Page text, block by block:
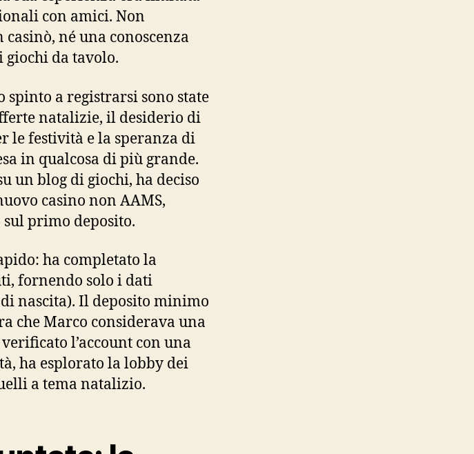
con amici. Non
né una conoscenza
da tavolo.
a registrarsi sono state
natalizie, il desiderio di
le festività e la speranza di
in qualcosa di più grande.
un blog di giochi, ha deciso
casino non AAMS,
primo deposito.
ha completato la
fornendo solo i dati
nascita). Il deposito minimo
che Marco considerava una
l’account con una
ha esplorato la lobby dei
a tema natalizio.